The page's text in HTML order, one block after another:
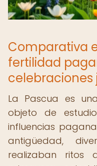
Comparativa
fertilidad
celebraciones
La Pascua es
objeto de
influencias
antigüedad,
realizaban ritos